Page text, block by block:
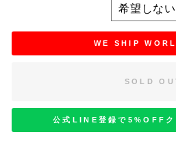
WE SHIP
SOLD
公式LINE登録で5%OFFク